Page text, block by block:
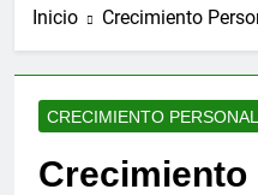
Inicio Crecimiento
CRECIMIENTO PERSONAL
Crecimiento